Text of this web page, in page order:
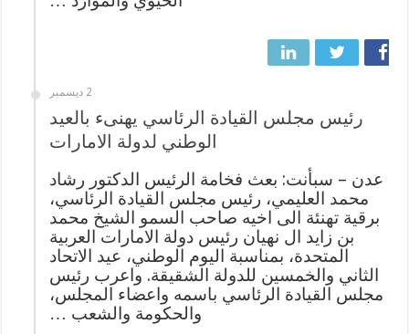
2 ديسمبر
رئيس مجلس القيادة الرئاسي يهنىء بالعيد
الوطني لدولة الامارات
عدن – سبأنت: بعث فخامة الرئيس الدكتور رشاد
محمد العليمي، رئيس مجلس القيادة الرئاسي،
برقية تهنئة الى اخيه صاحب السمو الشيخ محمد
بن زايد ال نهيان رئيس دولة الامارات العربية
المتحدة، بمناسبة اليوم الوطني، عيد الاتحاد
الثاني والخمسين للدولة الشقيقة. واعرب رئيس
مجلس القيادة الرئاسي باسمه واعضاء المجلس،
والحكومة والشعب …